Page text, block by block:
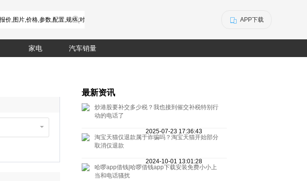
APP下载
家电 汽车销量
最新资讯
炒港股要补交多少税？我也接到催交补税特别行
动的电话了
2025-07-23 17:36:43
淘宝天猫仅退款属于诈骗吗？淘宝天猫开始部分
取消仅退款
2024-10-01 13:01:28
哈啰app借钱|哈啰借钱app下载安装免费小小上
当和电话骚扰